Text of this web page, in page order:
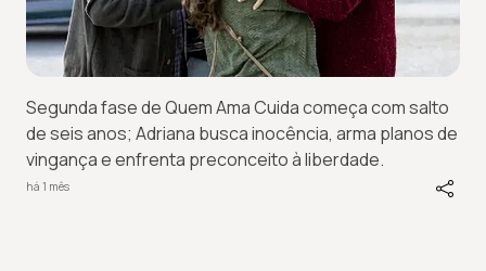
Segunda fase de Quem Ama Cuida começa com salto
de seis anos; Adriana busca inocência, arma planos de
vingança e enfrenta preconceito à liberdade.
há 1 mês